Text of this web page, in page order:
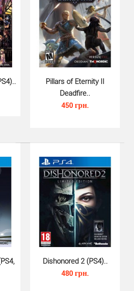
онлайн РПГ, которая является
серии Fallout.Компания Bethesda
(PS4, русские..
420 грн.
Pillars of Eternity II
Deadfire..
450 грн.
Dishonored 2 (PS4)..
480 грн.